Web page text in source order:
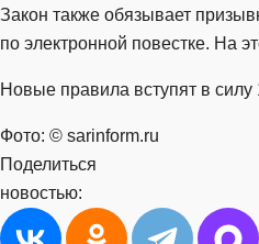
Закон также обязывает
по электронной повестке. На
Новые правила вступят в силу
Фото: © sarinform.ru
Поделиться
новостью: